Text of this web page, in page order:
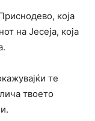
која
на Јесеја, која
те
твоето